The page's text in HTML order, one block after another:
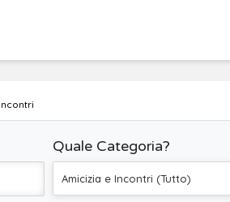
Quale Categoria?
Amicizia e Incontri (Tutto)